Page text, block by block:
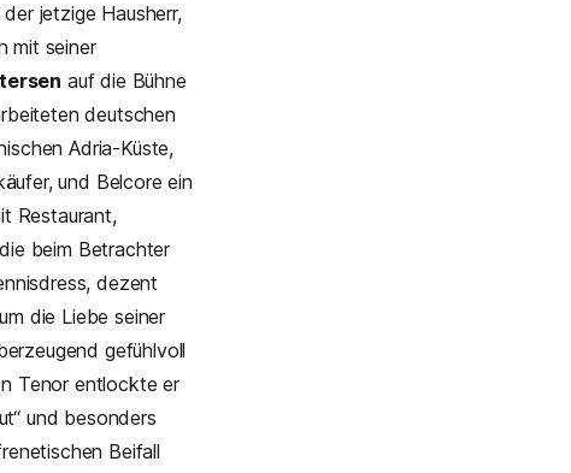
jetzige Hausherr,
mit seiner
auf die Bühne
deutschen
Adria-Küste,
und Belcore ein
Restaurant,
beim Betrachter
dezent
die Liebe seiner
gefühlvoll
Tenor entlockte er
und besonders
Beifall